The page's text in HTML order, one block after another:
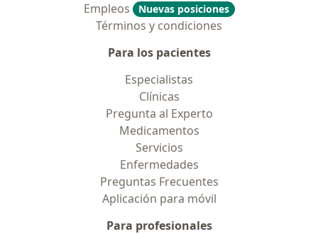
Empleos
Nuevas posiciones
Términos y condiciones
Para los pacientes
Especialistas
Clínicas
Pregunta al Experto
Medicamentos
Servicios
Enfermedades
Preguntas Frecuentes
Aplicación para móvil
Para profesionales